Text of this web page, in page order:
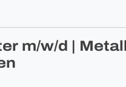
m/w/d |